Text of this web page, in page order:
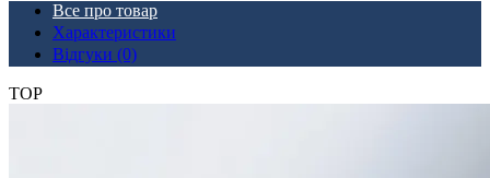
Все про товар
Характеристики
Відгуки (0)
TOP